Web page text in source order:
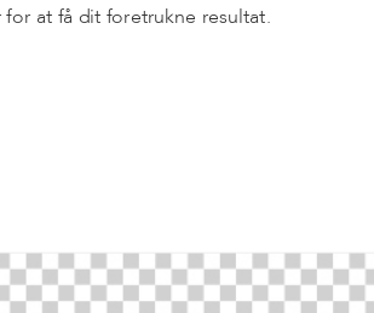
at få dit foretrukne resultat.